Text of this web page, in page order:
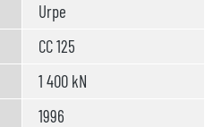
Urpe
CC 125
1 400 kN
1996